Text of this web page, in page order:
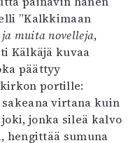
”Kalkkimaan
muita novelleja,
Kälkäjä kuvaa
päättyy
portille:
virtana kuin
jonka sileä kalvo
sumuna